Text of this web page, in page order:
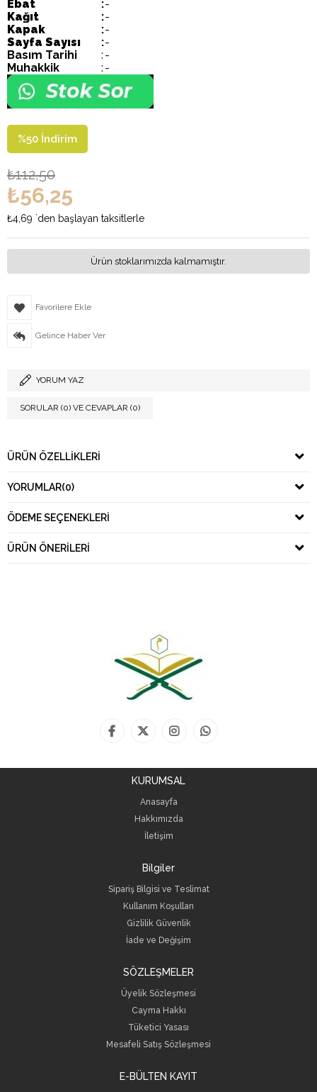
Ebat
:-
Kağıt
:-
Kapak
:-
Sayfa Sayısı
:-
Basım Tarihi
: -
Muhakkik
: -
%50 İndirim
₺112,50
₺56,25
₺4,69 `den başlayan taksitlerle
Ürün stoklarımızda kalmamıştır.
Favorilere Ekle
Gelince Haber Ver
YORUM YAZ
SORULAR (0) VE CEVAPLAR (0)
ÜRÜN ÖZELLIKLERI
YORUMLAR(0)
ÖDEME SEÇENEKLERI
ÜRÜN ÖNERILERI
KURUMSAL
Anasayfa
Hakkımızda
İletişim
Bilgiler
Sipariş Bilgisi ve Teslimat
Kullanım Koşulları
Gizlilik Güvenlik
İade ve Değişim
SÖZLEŞMELER
Üyelik Sözleşmesi
Cayma Hakkı
Tüketici Yasası
Mesafeli Satış Sözleşmesi
E-BÜLTEN KAYIT